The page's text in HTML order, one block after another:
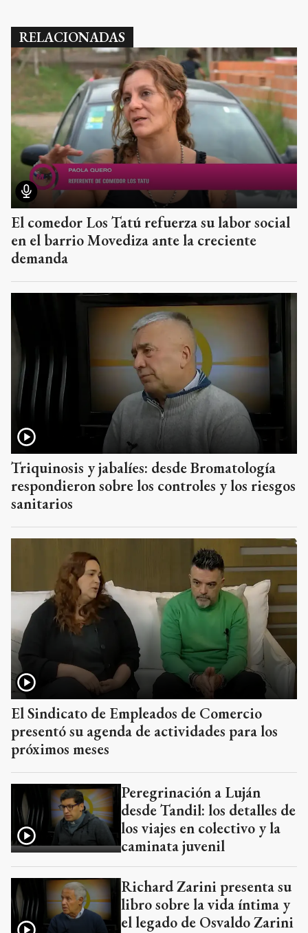
RELACIONADAS
El comedor Los Tatú refuerza su labor social
en el barrio Movediza ante la creciente
demanda
Triquinosis y jabalíes: desde Bromatología
respondieron sobre los controles y los riesgos
sanitarios
El Sindicato de Empleados de Comercio
presentó su agenda de actividades para los
próximos meses
Peregrinación a Luján
desde Tandil: los detalles de
los viajes en colectivo y la
caminata juvenil
Richard Zarini presenta su
libro sobre la vida íntima y
el legado de Osvaldo Zarini